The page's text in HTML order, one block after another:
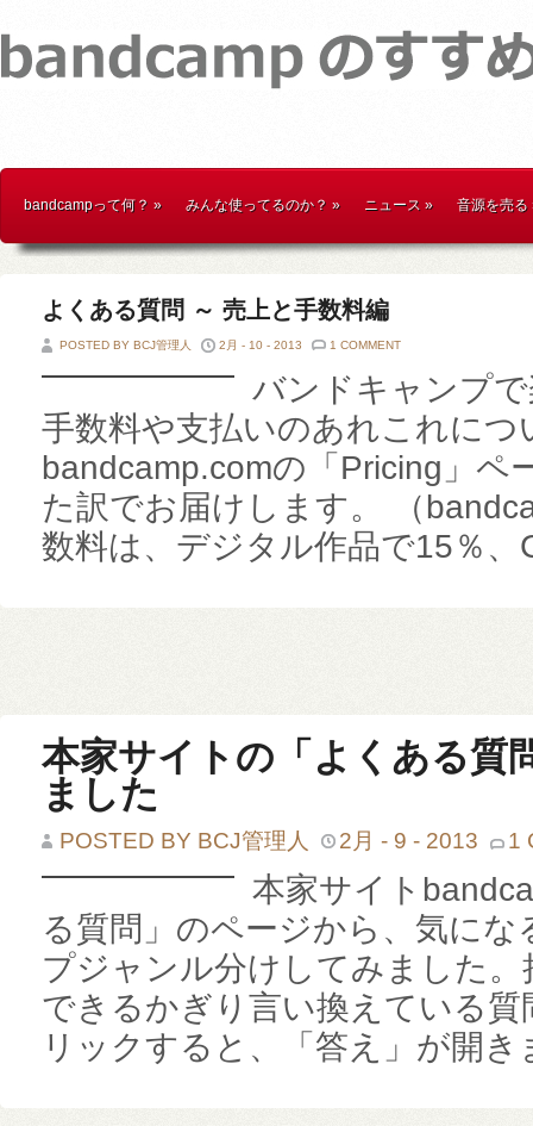
bandcampって何？ » みんな使ってるのか？ » ニュース » 音源を売る
よくある質問 ～ 売上と手数料編
POSTED BY BCJ管理人 2月 - 10 - 2013 1 COMMENT
バンドキャンプ
手数料や支払いのあれこれにつ
bandcamp.comの「Pricing」ペ
た訳でお届けします。 （
数料は、デジタル作品で15％
本家サイトの「よくある質
ました
POSTED BY BCJ管理人 2月 - 9 - 2013 1
本家サイト
る質問」のページから、気に
プジャンル分けしてみました
できるかぎり言い換えている
リックすると、「答え」が開